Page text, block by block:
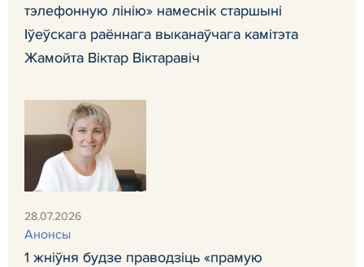
тэлефонную лінію» намеснік старшыні
Іўеўскага раённага выканаўчага камітэта
Жамойта Віктар Віктаравіч
28.07.2026
Анонсы
1 жніўня будзе праводзіць «прамую